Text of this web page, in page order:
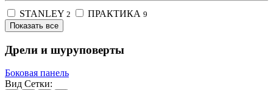
STANLEY 2 ПРАКТИКА 9
Показать все
Дрели и шуруповерты
Боковая панель
Вид Сетки: